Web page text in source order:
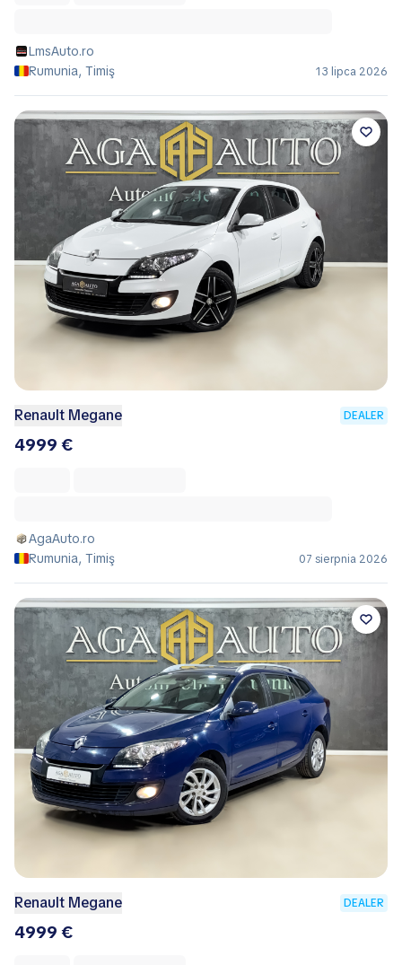
LmsAuto.ro
Rumunia, Timiş
13 lipca 2026
Renault Megane DEALER
4999 €
AgaAuto.ro
Rumunia, Timiş
07 sierpnia 2026
Renault Megane DEALER
4999 €